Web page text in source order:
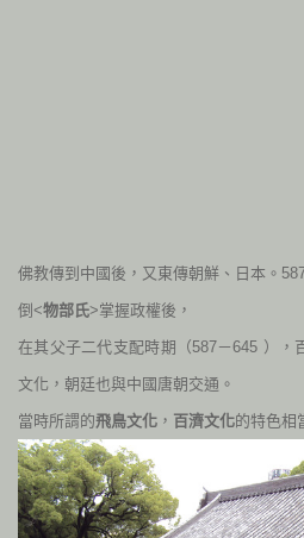
佛教傳到中國後，又東傳朝鮮、日本。
倒<物部氏>掌握政權後，
在其父子二代支配時期（587－645 ），
文化，朝廷也與中國唐朝交通。
當時所謂的飛鳥文化 ， 百濟文化的特色相